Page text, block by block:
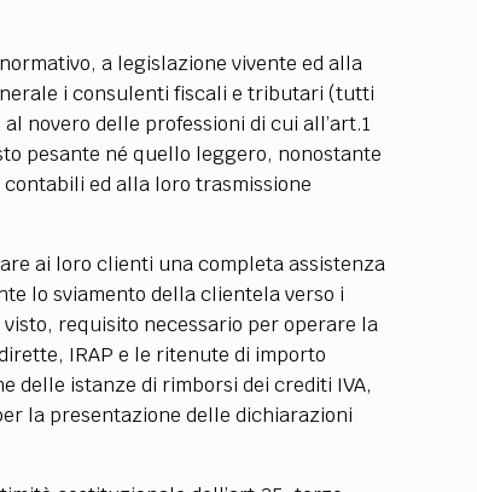
a legislazione vivente ed alla
i consulenti fiscali e tributari (tutti
novero delle professioni di cui all’art.1
pesante né quello leggero, nonostante
ed alla loro trasmissione
ai loro clienti una completa assistenza
lo sviamento della clientela verso i
requisito necessario per operare la
IRAP e le ritenute di importo
delle istanze di rimborsi dei crediti IVA,
la presentazione delle dichiarazioni